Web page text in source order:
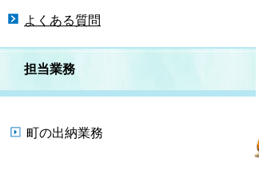
よくある質問
担当業務
町の出納業務